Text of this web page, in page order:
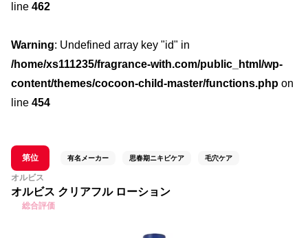
line 462
Warning: Undefined array key "id" in
/home/xs111235/fragrance-with.com/public_html/wp-
content/themes/cocoon-child-master/functions.php on
line 454
第位 有名メーカー 思春期ニキビケア 毛穴ケア
オルビス
オルビス クリアフル ローション
総合評価